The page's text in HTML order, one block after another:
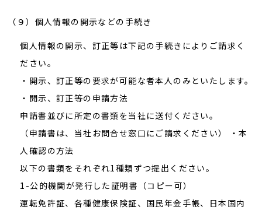
（９）個人情報の開示などの手続き
個人情報の開示、訂正等は下記の手続きによりご請求く
ださい。
・開示、訂正等の要求が可能な者本人のみといたします。
・開示、訂正等の申請方法
申請書並びに所定の書類を当社に送付ください。
（申請書は、当社お問合せ窓口にご請求ください） ・本
人確認の方法
以下の書類をそれぞれ1種類ずつ提出ください。
1-公的機関が発行した証明書（コピー可）
運転免許証、各種健康保険証、国民年金手帳、日本国内